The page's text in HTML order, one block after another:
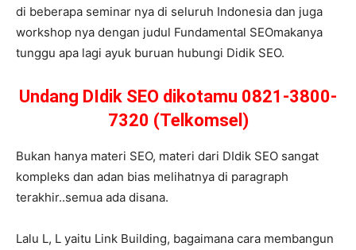
di beberapa seminar nya di seluruh Indonesia dan juga
workshop nya dengan judul Fundamental SEOmakanya
tunggu apa lagi ayuk buruan hubungi Didik SEO.
Undang DIdik SEO dikotamu 0821-3800-
7320 (Telkomsel)
Bukan hanya materi SEO, materi dari DIdik SEO sangat
kompleks dan adan bias melihatnya di paragraph
terakhir..semua ada disana.
Lalu L, L yaitu Link Building, bagaimana cara membangun